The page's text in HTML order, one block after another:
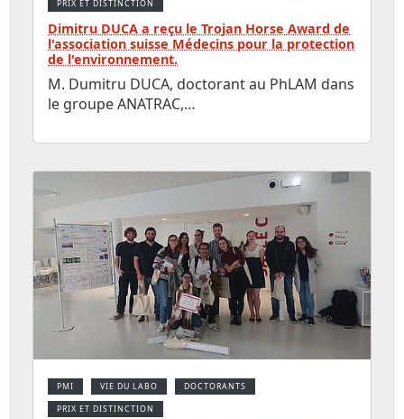
PRIX ET DISTINCTION
Dimitru DUCA a reçu le Trojan Horse Award de
l'association suisse Médecins pour la protection
de l'environnement.
M. Dumitru DUCA, doctorant au PhLAM dans
le groupe ANATRAC,…
PMI VIE DU LABO DOCTORANTS
PRIX ET DISTINCTION